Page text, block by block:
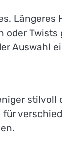
Längeres
oder
Auswahl
stilvoll